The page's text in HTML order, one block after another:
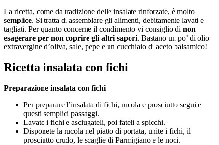
La ricetta, come da tradizione delle insalate rinforzate, è molto
semplice. Si tratta di assemblare gli alimenti, debitamente lavati e
tagliati. Per quanto concerne il condimento vi consiglio di non
esagerare per non coprire gli altri sapori. Bastano un po’ di olio
extravergine d’oliva, sale, pepe e un cucchiaio di aceto balsamico!
Ricetta insalata con fichi
Preparazione insalata con fichi
Per preparare l’insalata di fichi, rucola e prosciutto seguite
questi semplici passaggi.
Lavate i fichi e asciugateli, poi fateli a spicchi.
Disponete la rucola nel piatto di portata, unite i fichi, il
prosciutto crudo, le scaglie di Parmigiano e le noci.